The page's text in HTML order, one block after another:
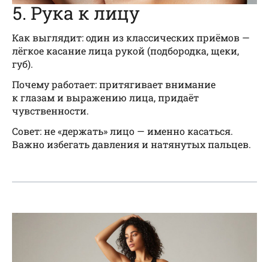
5. Рука к лицу
Как выглядит: один из классических приёмов —
лёгкое касание лица рукой (подбородка, щеки,
губ).
Почему работает: притягивает внимание
к глазам и выражению лица, придаёт
чувственности.
Совет: не «держать» лицо — именно касаться.
Важно избегать давления и натянутых пальцев.